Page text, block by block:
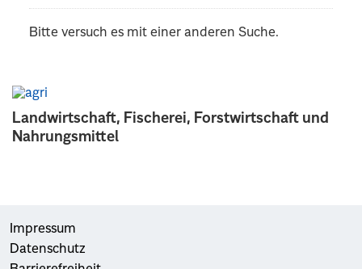
Landwirtschaft, Fischerei, Forstwirtschaft und
Nahrungsmittel
Bitte versuch es mit einer anderen Suche.
Impressum
Datenschutz